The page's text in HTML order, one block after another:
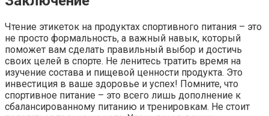
Чтение этикеток на продуктах спортивного питания – это
не просто формальность, а важный навык, который
поможет вам сделать правильный выбор и достичь
своих целей в спорте. Не ленитесь тратить время на
изучение состава и пищевой ценности продукта. Это
инвестиция в ваше здоровье и успех! Помните, что
спортивное питание – это всего лишь дополнение к
сбалансированному питанию и тренировкам. Не стоит